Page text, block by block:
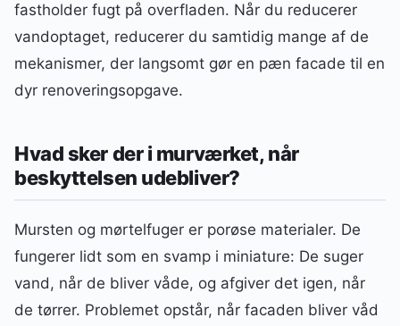
fastholder fugt på overfladen. Når du reducerer
vandoptaget, reducerer du samtidig mange af de
mekanismer, der langsomt gør en pæn facade til en
dyr renoveringsopgave.
Hvad sker der i murværket, når
beskyttelsen udebliver?
Mursten og mørtelfuger er porøse materialer. De
fungerer lidt som en svamp i miniature: De suger
vand, når de bliver våde, og afgiver det igen, når
de tørrer. Problemet opstår, når facaden bliver våd